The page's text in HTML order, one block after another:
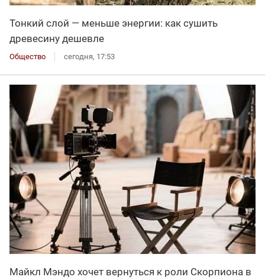
Тонкий слой — меньше энергии: как сушить
древесину дешевле
Общество сегодня, 17:53
Майкл Мэндо хочет вернуться к роли Скорпиона в